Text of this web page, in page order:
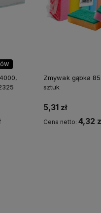
Zmywak gąbka
sztuk
5,31 zł
Cena netto: 4,32